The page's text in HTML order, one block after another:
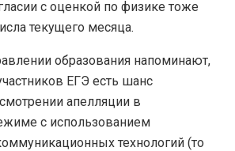
с оценкой по физике тоже
текущего месяца.
образования напоминают,
ЕГЭ есть шанс
апелляции в
с использованием
технологий (то